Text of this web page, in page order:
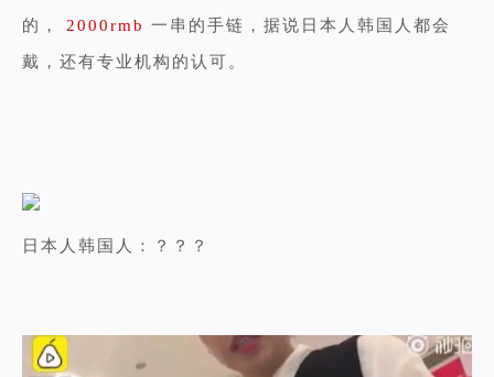
的， 2000rmb 一串的手链，据说日本人韩国人都会
戴，还有专业机构的认可。
日本人韩国人：？？？